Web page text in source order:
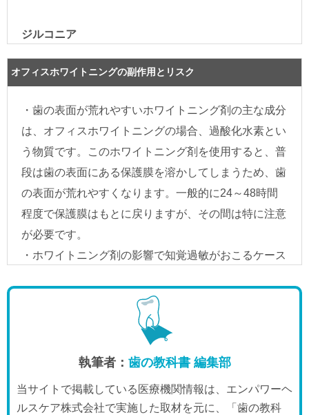
執筆者： 歯の教科書 編集部
当サイトで掲載している医療機関情報は、エンパワーヘ
ルスケア株式会社で実施した取材を元に、「歯の教科